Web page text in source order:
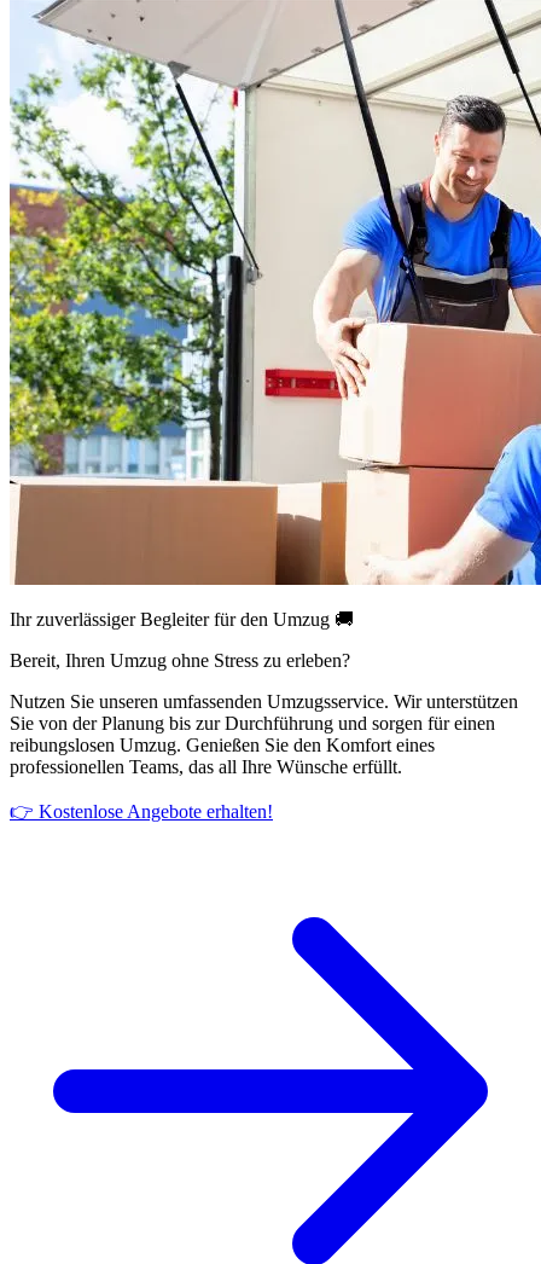
Ihr zuverlässiger Begleiter für den Umzug 🚚
Bereit, Ihren Umzug ohne Stress zu erleben?
Nutzen Sie unseren umfassenden Umzugsservice. Wir unterstützen
Sie von der Planung bis zur Durchführung und sorgen für einen
reibungslosen Umzug. Genießen Sie den Komfort eines
professionellen Teams, das all Ihre Wünsche erfüllt.
👉 Kostenlose Angebote erhalten!